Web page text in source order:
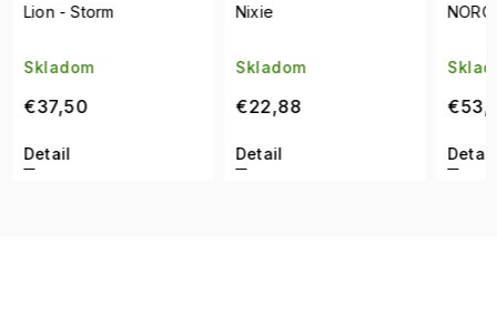
Nixie
Skladom
€22,88
Detail
NORONHA/S Z90/3J
Skladom
€53,75
Detail
Lion